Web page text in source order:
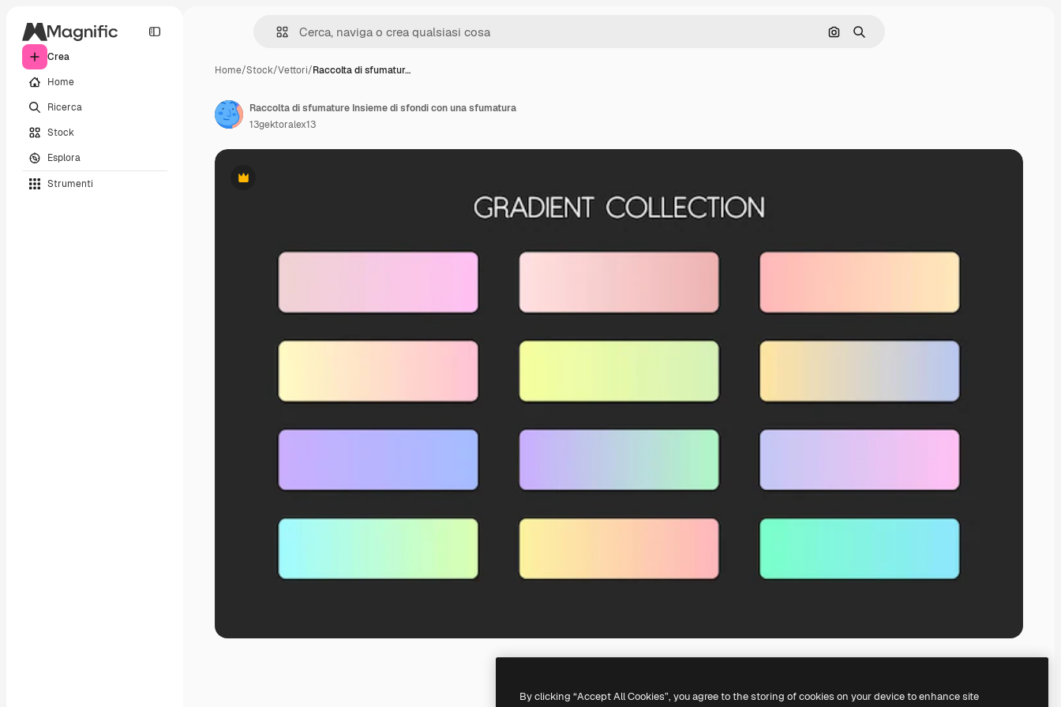
Crea
Home
Ricerca
Stock
Esplora
Strumenti
Cerca per immagine
Ricerca
Home/Stock/Vettori/Raccolta di sfumatur…
Premium
Raccolta di sfumature Insieme di sfondi con una sfumatura
13gektoralex13
By clicking “Accept All Cookies”, you agree to the storing of cookies on your device to enhance site